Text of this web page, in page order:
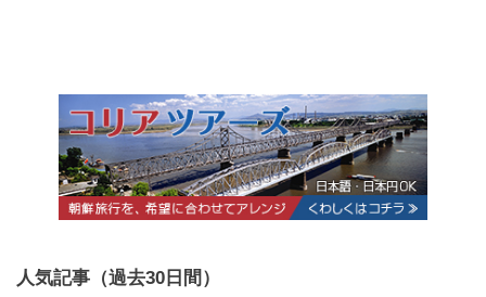
人気記事（過去30日間）